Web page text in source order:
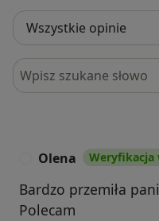
tego sytuacja —
laryngologiem czy
sensorycznej, aby
Szukaj w opiniach
Olena Weryfikacja
Bardzo przemiła
Polecam